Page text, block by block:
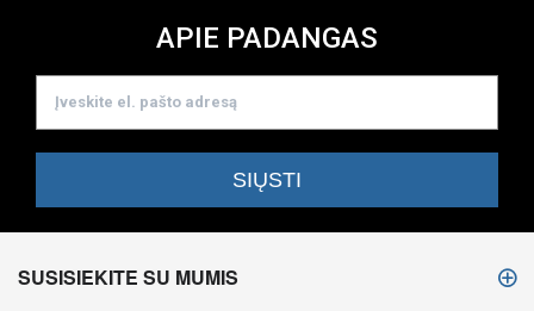
APIE PADANGAS
SUSISIEKITE SU MUMIS